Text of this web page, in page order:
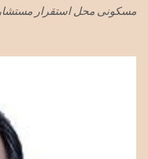
مسکونی محل استقرار